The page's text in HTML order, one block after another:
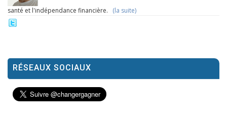
santé et l'indépendance financière. (la suite)
RÉSEAUX SOCIAUX